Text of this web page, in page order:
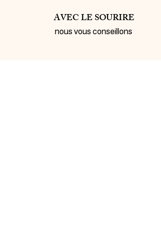
AVEC LE SOURIRE
nous vous conseillons